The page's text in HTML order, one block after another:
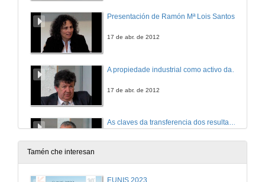
Presentación de Ramón Mª Lois Santos
17 de abr. de 2012
17 de abr. de 2012
As claves da transferencia dos resultados da investigación
17 de abr. de 2012
Tamén che interesan